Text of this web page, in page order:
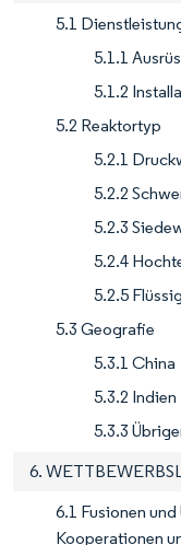
5.1
5.1.1
5.1.2
5.2 Reaktortyp
5.2.1
5.2.2
5.2.3
5.2.4
5.2.5
5.3 Geografie
5.3.1 China
5.3.2 Indien
5.3.3
6.
6.1 Fusionen
Kooperationen